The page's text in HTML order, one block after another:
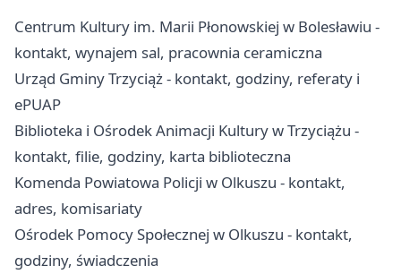
Centrum Kultury im. Marii Płonowskiej w Bolesławiu -
kontakt, wynajem sal, pracownia ceramiczna
Urząd Gminy Trzyciąż - kontakt, godziny, referaty i
ePUAP
Biblioteka i Ośrodek Animacji Kultury w Trzyciążu -
kontakt, filie, godziny, karta biblioteczna
Komenda Powiatowa Policji w Olkuszu - kontakt,
adres, komisariaty
Ośrodek Pomocy Społecznej w Olkuszu - kontakt,
godziny, świadczenia